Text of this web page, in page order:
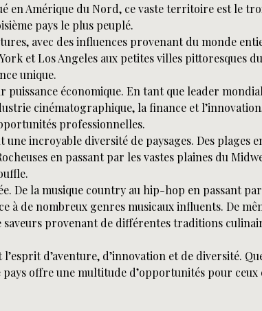
en Amérique du Nord, ce vaste territoire est le
pays le plus peuplé.
avec des influences provenant du monde
et Los Angeles aux petites villes pittoresques
unique.
économique. En tant que leader
cinématographique, la finance et
professionnelles.
incroyable diversité de paysages. Des plages
en passant par les vastes plaines du
De la musique country au hip-hop en passant
à de nombreux genres musicaux influents. De
saveurs provenant de différentes traditions
d’aventure, d’innovation et de diversité.
offre une multitude d’opportunités pour ceux